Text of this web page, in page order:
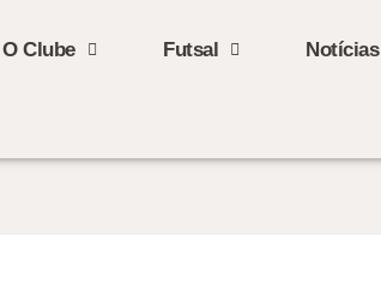
O Clube Futsal Notícias